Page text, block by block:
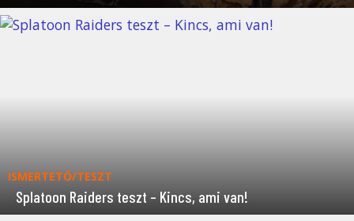
ISMERTETŐ/TESZT
Splatoon Raiders teszt – Kincs, ami van!